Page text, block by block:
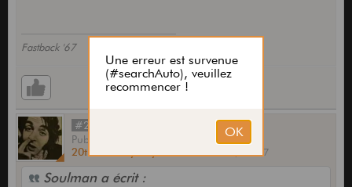
Fastback '67
#21
Publié
20th Century Boy le16 Août 2009,22:07
Soulman a écrit :